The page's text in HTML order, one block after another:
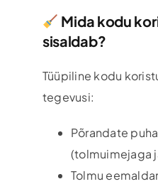
Mida kodu
sisaldab?
Tüüpiline kodu
tegevusi:
Põrandate
(tolmuimejaga
Tolmu